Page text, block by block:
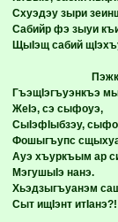
Схуэдэу зыри
Сабийр фэ зыуи
ЩыIэщ сабий
ГъэщIэгъуэнкъэ
ЖеIэ, сэ сыфоуэ,
СыIэфIыбзэу,
Фошыгъупс
Ауэ хъуркъым ар
МэгушыIэ нанэ.
Хьэдзыгъуанэм
Сыт ищIэнт итIанэ?!